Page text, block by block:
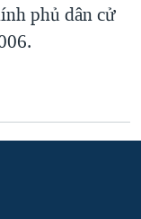
phủ dân cử